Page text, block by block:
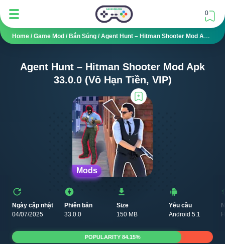
0
Home / Game Mod / Bắn Súng /Agent Hunt – Hitman Shooter Mod APK V33.0.0 (Vô Hạn Tiền, VIP)
Agent Hunt – Hitman Shooter Mod Apk
33.0.0 (Vô Hạn Tiền, VIP)
Mods
Ngày cập nhật
04/07/2025
Phiên bản
33.0.0
Size
150 MB
Yêu cầu
Android 5.1
POPULARITY 84.15%